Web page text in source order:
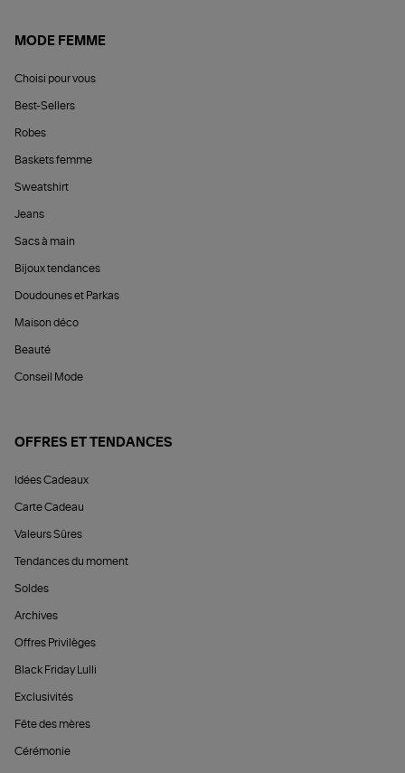
MODE FEMME
Choisi pour vous
Best-Sellers
Robes
Baskets femme
Sweatshirt
Jeans
Sacs à main
Bijoux tendances
Doudounes et Parkas
Maison déco
Beauté
Conseil Mode
OFFRES ET TENDANCES
Idées Cadeaux
Carte Cadeau
Valeurs Sûres
Tendances du moment
Soldes
Archives
Offres Privilèges
Black Friday Lulli
Exclusivités
Fête des mères
Cérémonie